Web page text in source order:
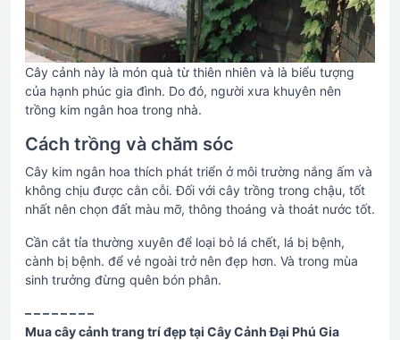
Cây cảnh này là món quà từ thiên nhiên và là biểu tượng
của hạnh phúc gia đình. Do đó, người xưa khuyên nên
trồng kim ngân hoa trong nhà.
Cách trồng và chăm sóc
Cây kim ngân hoa thích phát triển ở môi trường nắng ấm và
không chịu được cằn cỗi. Đối với cây trồng trong chậu, tốt
nhất nên chọn đất màu mỡ, thông thoáng và thoát nước tốt.
Cần cắt tỉa thường xuyên để loại bỏ lá chết, lá bị bệnh,
cành bị bệnh. để vẻ ngoài trở nên đẹp hơn. Và trong mùa
sinh trưởng đừng quên bón phân.
– – – – – – – –
Mua cây cảnh trang trí đẹp tại Cây Cảnh Đại Phú Gia